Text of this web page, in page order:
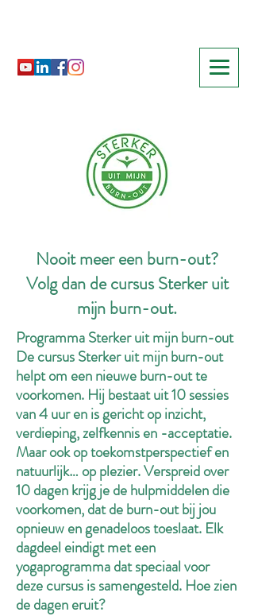
Nooit meer een burn-out?
Volg dan de cursus Sterker uit
mijn burn-out.
Programma Sterker uit mijn burn-out
De cursus Sterker uit mijn burn-out
helpt om een nieuwe burn-out te
voorkomen. Hij bestaat uit 10 sessies
van 4 uur en is gericht op inzicht,
verdieping, zelfkennis en -acceptatie.
Maar ook op toekomstperspectief en
natuurlijk… op plezier. Verspreid over
10 dagen krijg je de hulpmiddelen die
voorkomen, dat de burn-out bij jou
opnieuw en genadeloos toeslaat. Elk
dagdeel eindigt met een
yogaprogramma dat speciaal voor
deze cursus is samengesteld. Hoe zien
de dagen eruit?